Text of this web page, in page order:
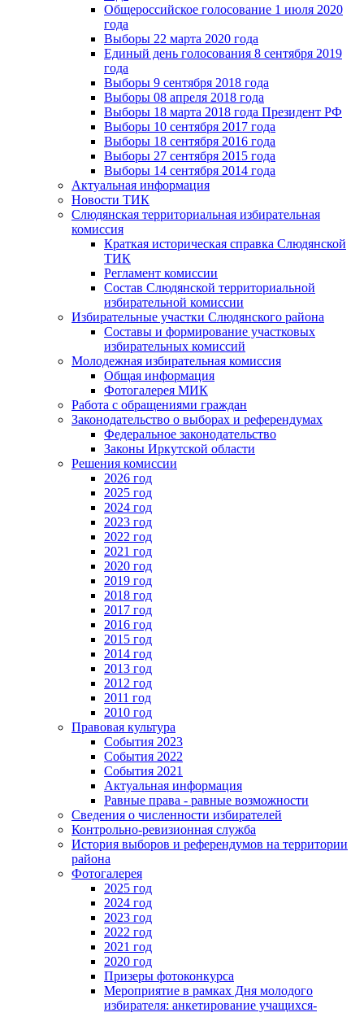
Общероссийское голосование 1 июля 2020
года
Выборы 22 марта 2020 года
Единый день голосования 8 сентября 2019
года
Выборы 9 сентября 2018 года
Выборы 08 апреля 2018 года
Выборы 18 марта 2018 года Президент РФ
Выборы 10 сентября 2017 года
Выборы 18 сентября 2016 года
Выборы 27 сентября 2015 года
Выборы 14 сентября 2014 года
Актуальная информация
Новости ТИК
Слюдянская территориальная избирательная
комиссия
Краткая историческая справка Слюдянской
ТИК
Регламент комиссии
Состав Слюдянской территориальной
избирательной комиссии
Избирательные участки Слюдянского района
Составы и формирование участковых
избирательных комиссий
Молодежная избирательная комиссия
Общая информация
Фотогалерея МИК
Работа с обращениями граждан
Законодательство о выборах и референдумах
Федеральное законодательство
Законы Иркутской области
Решения комиссии
2026 год
2025 год
2024 год
2023 год
2022 год
2021 год
2020 год
2019 год
2018 год
2017 год
2016 год
2015 год
2014 год
2013 год
2012 год
2011 год
2010 год
Правовая культура
События 2023
События 2022
События 2021
Актуальная информация
Равные права - равные возможности
Сведения о численности избирателей
Контрольно-ревизионная служба
История выборов и референдумов на территории
района
Фотогалерея
2025 год
2024 год
2023 год
2022 год
2021 год
2020 год
Призеры фотоконкурса
Мероприятие в рамках Дня молодого
избирателя: анкетирование учащихся-